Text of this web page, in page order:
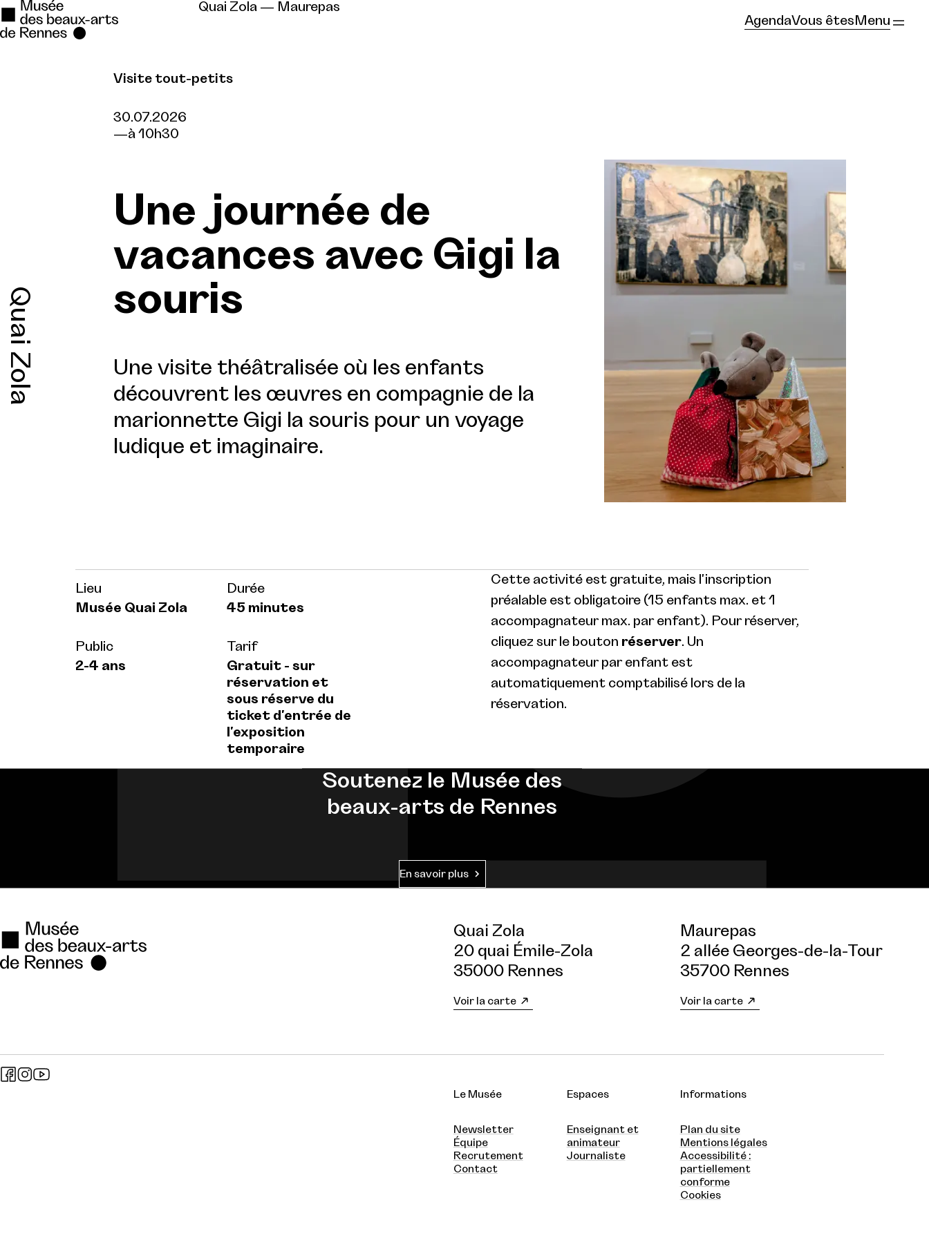
Quai Zola — Maurepas
AgendaVous êtes Menu
Quai Zola
Visite tout-petits
30.07.2026
à 10h30
Une journée de
vacances avec Gigi la
souris
Une visite théâtralisée où les enfants
découvrent les œuvres en compagnie de la
marionnette Gigi la souris pour un voyage
ludique et imaginaire.
Lieu
Musée Quai Zola
Durée
45 minutes
Public
2-4 ans
Tarif
Gratuit - sur
réservation et
sous réserve du
ticket d'entrée de
l'exposition
temporaire
Cette activité est gratuite, mais l'inscription
préalable est obligatoire (15 enfants max. et 1
accompagnateur max. par enfant). Pour réserver,
cliquez sur le bouton réserver. Un
accompagnateur par enfant est
automatiquement comptabilisé lors de la
réservation.
Soutenez le Musée des
beaux-arts de Rennes
En savoir plus
Quai Zola
20 quai Émile-Zola
35000 Rennes
Voir la carte
Maurepas
2 allée Georges-de-la-Tour
35700 Rennes
Voir la carte
Le Musée
Newsletter
Équipe
Recrutement
Contact
Espaces
Enseignant et
animateur
Journaliste
Informations
Plan du site
Mentions légales
Accessibilité :
partiellement
conforme
Cookies